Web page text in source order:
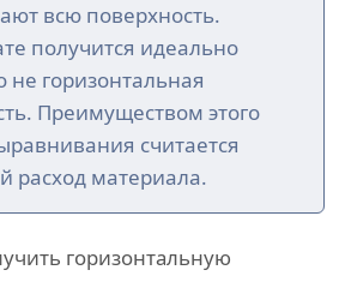
всю поверхность.
получится идеально
не горизонтальная
Преимуществом этого
считается
расход материала.
горизонтальную